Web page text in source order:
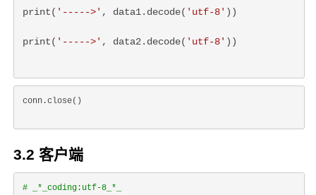
print( '----->' , data1.decode( 'utf-8' ))
print( '----->' , data2.decode( 'utf-8' ))
conn.close()
3.2 客户端
# _*_coding:utf-8_*_